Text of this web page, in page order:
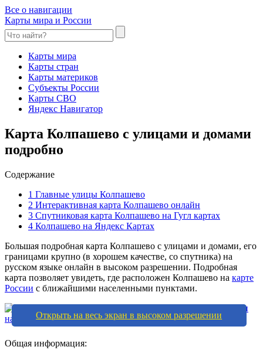
Все о навигации
Карты мира и России
Карты мира
Карты стран
Карты материков
Субъекты России
Карты СВО
Яндекс Навигатор
Карта Колпашево с улицами и домами
подробно
Содержание
1 Главные улицы Колпашево
2 Интерактивная карта Колпашево онлайн
3 Спутниковая карта Колпашево на Гугл картах
4 Колпашево на Яндекс Картах
Большая подробная карта Колпашево с улицами и домами, его
границами крупно (в хорошем качестве, со спутника) на
русском языке онлайн в высоком разрешении. Подробная
карта позволяет увидеть, где расположен Колпашево на карте
России с ближайшими населенными пунктами.
Открыть на весь экран в высоком разрешении
Общая информация: